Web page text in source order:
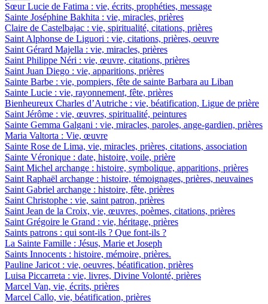
Sœur Lucie de Fatima : vie, écrits, prophéties, message
Sainte Joséphine Bakhita : vie, miracles, prières
Claire de Castelbajac : vie, spiritualité, citations, prières
Saint Alphonse de Liguori : vie, citations, prières, oeuvre
Saint Gérard Majella : vie, miracles, prières
Saint Philippe Néri : vie, œuvre, citations, prières
Saint Juan Diego : vie, apparitions, prières
Sainte Barbe : vie, pompiers, fête de sainte Barbara au Liban
Sainte Lucie : vie, rayonnement, fête, prières
Bienheureux Charles d’Autriche : vie, béatification, Ligue de prière
Saint Jérôme : vie, œuvres, spiritualité, peintures
Sainte Gemma Galgani : vie, miracles, paroles, ange-gardien, prières
Maria Valtorta : Vie, œuvre
Sainte Rose de Lima, vie, miracles, prières, citations, association
Sainte Véronique : date, histoire, voile, prière
Saint Michel archange : histoire, symbolique, apparitions, prières
Saint Raphaël archange : histoire, témoignages, prières, neuvaines
Saint Gabriel archange : histoire, fête, prières
Saint Christophe : vie, saint patron, prières
Saint Jean de la Croix, vie, œuvres, poèmes, citations, prières
Saint Grégoire le Grand : vie, héritage, prières
Saints patrons : qui sont-ils ? Que font-ils ?
La Sainte Famille : Jésus, Marie et Joseph
Saints Innocents : histoire, mémoire, prières.
Pauline Jaricot : vie, oeuvres, béatification, prières
Luisa Piccarreta : vie, livres, Divine Volonté, prières
Marcel Van, vie, écrits, prières
Marcel Callo, vie, béatification, prières